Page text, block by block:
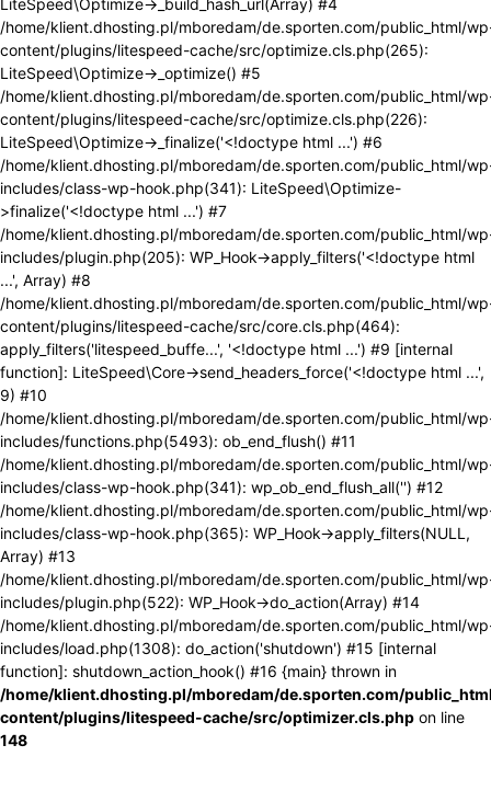
/home/klient.dhosting.pl/mboredam/de.sporten.com/public_html/
content/plugins/litespeed-cache/src/optimize.cls.php(265):
LiteSpeed\Optimize->_optimize() #5
/home/klient.dhosting.pl/mboredam/de.sporten.com/public_html/
content/plugins/litespeed-cache/src/optimize.cls.php(226):
LiteSpeed\Optimize->_finalize('<!doctype html ...') #6
/home/klient.dhosting.pl/mboredam/de.sporten.com/public_html/
includes/class-wp-hook.php(341): LiteSpeed\Optimize-
>finalize('<!doctype html ...') #7
/home/klient.dhosting.pl/mboredam/de.sporten.com/public_html/
includes/plugin.php(205): WP_Hook->apply_filters('<!doctype html
...', Array) #8
/home/klient.dhosting.pl/mboredam/de.sporten.com/public_html/
content/plugins/litespeed-cache/src/core.cls.php(464):
apply_filters('litespeed_buffe...', '<!doctype html ...') #9 [internal
function]: LiteSpeed\Core->send_headers_force('<!doctype html ...',
9) #10
/home/klient.dhosting.pl/mboredam/de.sporten.com/public_html/
includes/functions.php(5493): ob_end_flush() #11
/home/klient.dhosting.pl/mboredam/de.sporten.com/public_html/
includes/class-wp-hook.php(341): wp_ob_end_flush_all('') #12
/home/klient.dhosting.pl/mboredam/de.sporten.com/public_html/
includes/class-wp-hook.php(365): WP_Hook->apply_filters(NULL,
Array) #13
/home/klient.dhosting.pl/mboredam/de.sporten.com/public_html/
includes/plugin.php(522): WP_Hook->do_action(Array) #14
/home/klient.dhosting.pl/mboredam/de.sporten.com/public_html/
includes/load.php(1308): do_action('shutdown') #15 [internal
function]: shutdown_action_hook() #16 {main} thrown in
/home/klient.dhosting.pl/mboredam/de.sporten.com/
content/plugins/litespeed-cache/src/optimizer.cls.php on line
148